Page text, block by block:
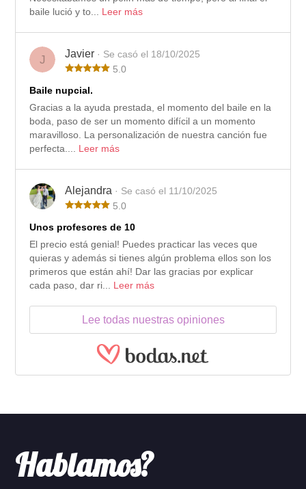
baile lució y to... Leer más
J Javier · Se casó el 18/10/2025
5.0
Baile nupcial.
Gracias a la ayuda prestada, el momento del baile en la
boda, paso de ser un momento difícil a un momento
maravilloso. La personalización de nuestra canción fue
perfecta.... Leer más
Alejandra · Se casó el 11/10/2025
5.0
Unos profesores de 10
El precio está genial! Puedes practicar las veces que
quieras y además si tienes algún problema ellos son los
primeros que están ahí! Dar las gracias por explicar
cada paso, dar ri... Leer más
Lee todas nuestras opiniones
Hablamos?